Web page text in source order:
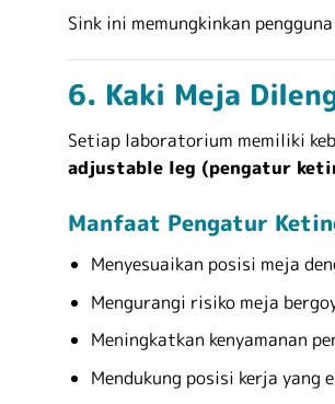
Sink ini memungkinkan
6. Kaki Meja
Setiap laboratorium memiliki
adjustable leg (pengatur
Manfaat Pengatur
Menyesuaikan posisi meja
Mengurangi risiko meja
Meningkatkan kenyamanan
Mendukung posisi kerja yang